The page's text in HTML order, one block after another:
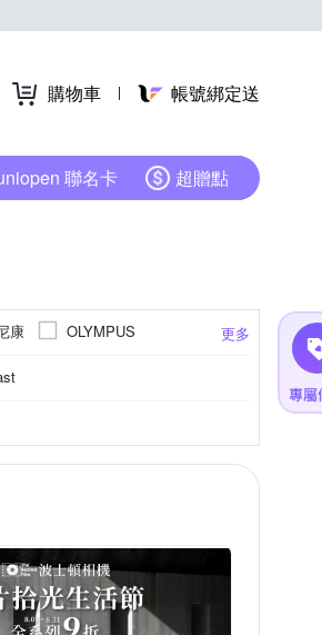
購物車 帳號綁定送
聯名卡 超贈點
更多
康
OLYMPUS